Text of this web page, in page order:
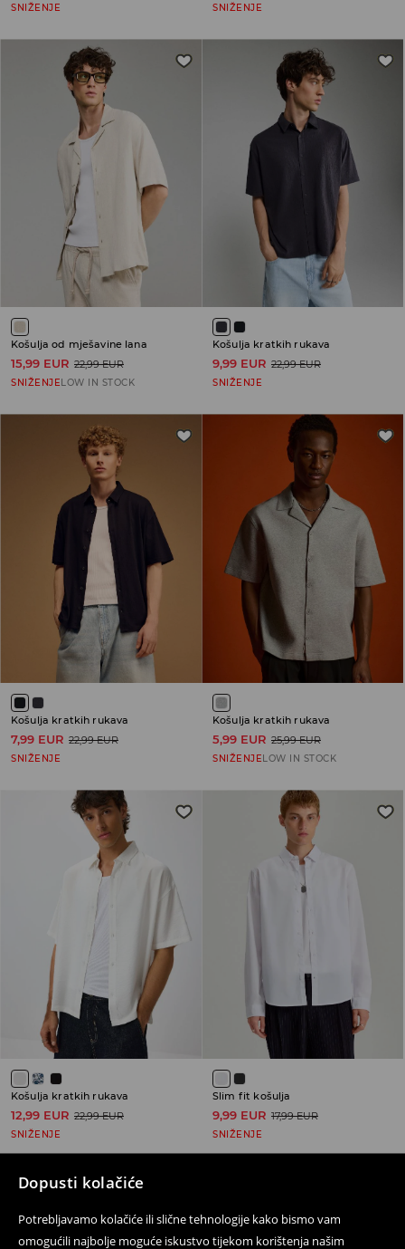
Dopusti kolačiće
Potrebljavamo kolačiće ili slične tehnologije kako bismo vam
omogućili najbolje moguće iskustvo tijekom korištenja našim
SNIŽENJE SNIŽENJE
Košulja od mješavine lana
15,99 EUR 22,99 EUR
SNIŽENJE LOW IN STOCK
Košulja kratkih rukava
9,99 EUR 22,99 EUR
SNIŽENJE
Košulja kratkih rukava
7,99 EUR 22,99 EUR
SNIŽENJE
Košulja kratkih rukava
5,99 EUR 25,99 EUR
SNIŽENJELOW IN STOCK
Košulja kratkih rukava
12,99 EUR 22,99 EUR
SNIŽENJE
Slim fit košulja
9,99 EUR 17,99 EUR
SNIŽENJE
Prati nas